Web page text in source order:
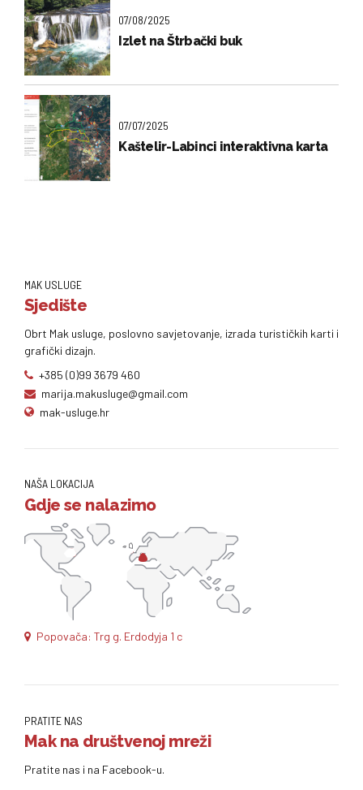
07/08/2025
Izlet na Štrbački buk
07/07/2025
Kaštelir-Labinci interaktivna karta
MAK USLUGE
Sjedište
Obrt Mak usluge, poslovno savjetovanje, izrada turističkih karti i
grafički dizajn.
+385 (0)99 3679 460
marija.makusluge@gmail.com
mak-usluge.hr
NAŠA LOKACIJA
Gdje se nalazimo
Popovača: Trg g. Erdodyja 1 c
PRATITE NAS
Mak na društvenoj mreži
Pratite nas i na Facebook-u.